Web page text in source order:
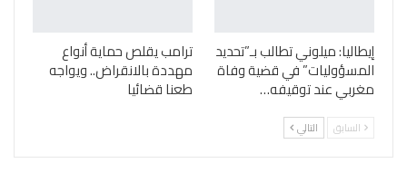
إيطاليا: ميلوني تطالب بـ”تحديد
المسؤوليات” في قضية وفاة
مغربي عند توقيفه…
ترامب يقلص حماية أنواع
مهددة بالانقراض.. ويواجه
طعنا قضائيا
السابق التالي